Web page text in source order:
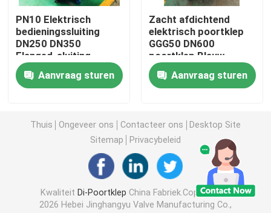
Niet het Toenemen de Klep van de Stampoort
Sluisdeurklep
Elektrische Poortklep
de poortklep van het wormtoestel
De Poortklep van de uitbreidingsstam
PN10 Elektrisch
bedieningssluiting
DN250 DN350
Flanged-sluiting
Aanvraag sturen
Zacht afdichtend
elektrisch poortklep
GGG50 DN600
poortklep Blauw
Aanvraag sturen
Thuis Ongeveer ons Contacteer ons
Desktop Site
Sitemap
Privacybeleid
Kwaliteit Di-Poortklep China Fabriek.Copyright ©
2026 Hebei Jinghangyu Valve Manufacturing Co.,